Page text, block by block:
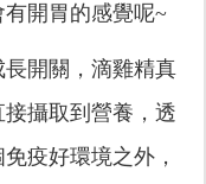
開胃的感覺呢~
開關，滴雞精真
攝取到營養，透
疫好環境之外，